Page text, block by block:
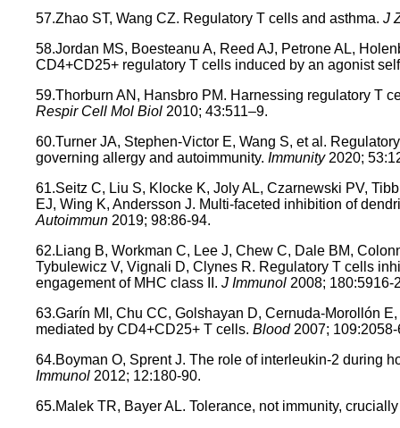
57.Zhao ST, Wang CZ. Regulatory T cells and asthma. J
58.Jordan MS, Boesteanu A, Reed AJ, Petrone AL,
CD4+CD25+ regulatory T cells induced by an agonist
59.Thorburn AN, Hansbro PM. Harnessing regulatory T
Respir Cell Mol Biol 2010; 43:511–9.
60.Turner JA, Stephen-Victor E, Wang S, et al.
governing allergy and autoimmunity. Immunity2020;
61.Seitz C, Liu S, Klocke K, Joly AL, Czarnewski PV,
EJ, Wing K, Andersson J. Multi-faceted inhibition of
Autoimmun 2019; 98:86-94.
62.Liang B, Workman C, Lee J, Chew C, Dale BM,
Tybulewicz V, Vignali D, Clynes R. Regulatory T cells
engagement of MHC class II. J Immunol 2008; 180:5916-
63.Garín MI, Chu CC, Golshayan D, Cernuda-Morollón
mediated by CD4+CD25+ T cells. Blood2007; 109:2058-
64.Boyman O, Sprent J. The role of interleukin-2 during
Immunol 2012; 12:180-90.
65.Malek TR, Bayer AL. Tolerance, not immunity,